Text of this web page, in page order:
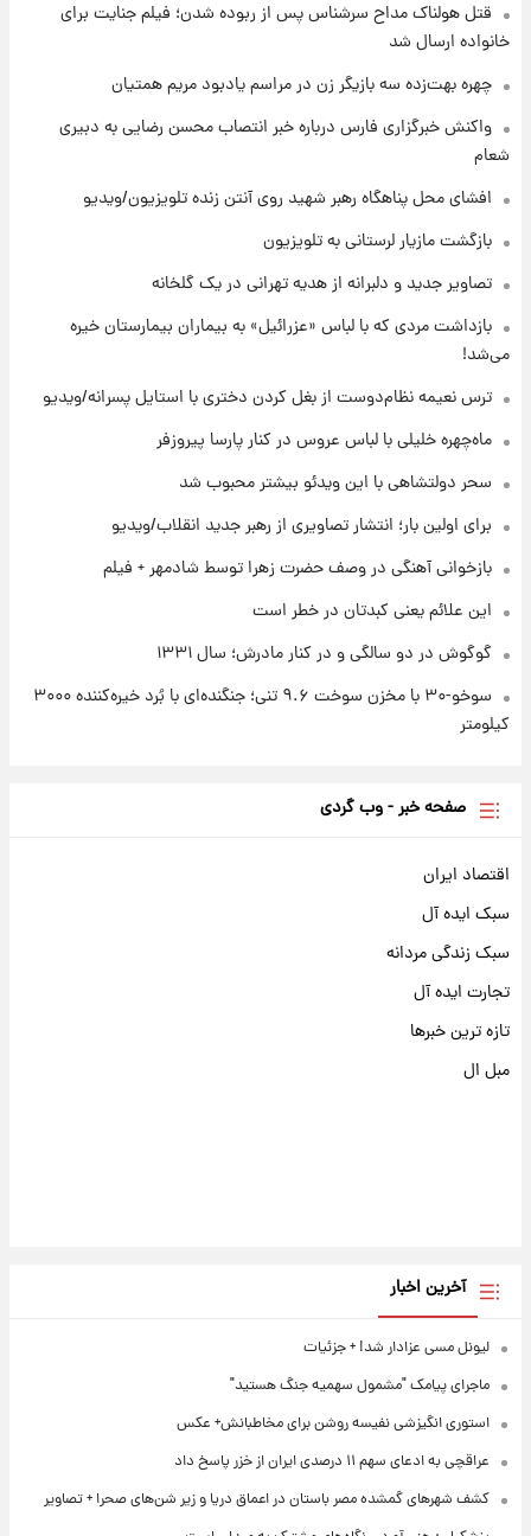
۷ ساعت پیش
۸ ساعت پیش
۸ ساعت پیش
۱۷ مرداد ۱۴۰۵
شنبه ۱۷ مرداد ۱۴۰۵
۲۲ ساعت پیش
بازیکن به درد نخور استقلال با مقصد اروپا این
قتل هولناک مداح سرشناس پس از ربوده شدن؛ فیلم جنایت برای
خانواده ارسال شد
چهره بهت‌زده سه بازیگر زن در مراسم یادبود مریم همتیان
واکنش خبرگزاری فارس درباره خبر انتصاب محسن رضایی به دبیری
شعام
افشای محل پناهگاه‌ رهبر شهید روی آنتن زنده تلویزیون/ویدیو
بازگشت مازیار لرستانی به تلویزیون
تصاویر جدید و دلبرانه از هدیه تهرانی در یک گلخانه
بازداشت مردی که با لباس «عزرائیل» به بیماران بیمارستان خیره
می‌شد!
ترس نعیمه نظام‌دوست از بغل کردن دختری با استایل پسرانه/ویدیو
ماه‌چهره خلیلی با لباس عروس در کنار پارسا پیروزفر
سحر دولتشاهی با این ویدئو بیشتر محبوب شد
برای اولین بار؛ انتشار تصاویری از رهبر جدید انقلاب/ویدیو
بازخوانی آهنگی در وصف حضرت زهرا توسط شادمهر + فیلم
این علائم یعنی کبدتان در خطر است
گوگوش در دو سالگی و در کنار مادرش؛ سال ۱۳۳۱
سوخو-۳۰ با مخزن سوخت ۹.۶ تنی؛ جنگنده‌ای با بُرد خیره‌کننده ۳۰۰۰
کیلومتر
صفحه خبر - وب گردی
اقتصاد ایران
سبک ایده آل
سبک زندگی مردانه
تجارت ایده آل
تازه ترین خبرها
مبل ال
آخرین اخبار
لیونل مسی عزادار شد! + جزئیات
ماجرای پیامک "مشمول سهمیه جنگ هستید"
استوری انگیزشی نفیسه روشن برای مخاطبانش+ عکس
عراقچی به ادعای سهم ۱۱ درصدی ایران از خزر پاسخ داد
کشف شهرهای گمشده مصر باستان در اعماق دریا و زیر شن‌های صحرا + تصاویر